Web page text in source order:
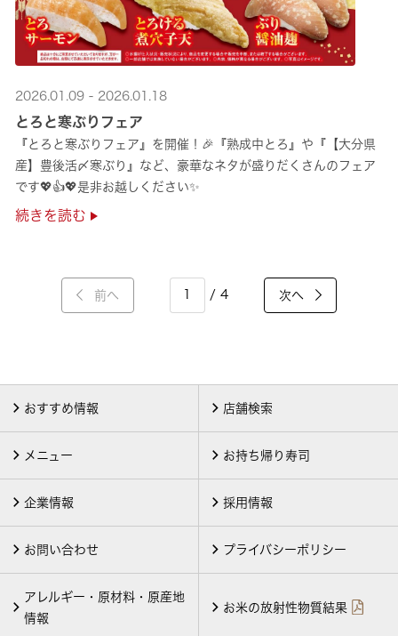
2026.01.09 - 2026.01.18
とろと寒ぶりフェア
『とろと寒ぶりフェア』を開催！🎉『熟成中とろ』や『【大分県
産】豊後活〆寒ぶり』など、豪華なネタが盛りだくさんのフェア
です💖👍💖是非お越しください✨
続きを読む
前へ / 4 次へ
おすすめ情報 店舗検索
メニュー お持ち帰り寿司
企業情報 採用情報
お問い合わせ プライバシーポリシー
アレルギー・原材料・原産地
情報
お米の放射性物質結果